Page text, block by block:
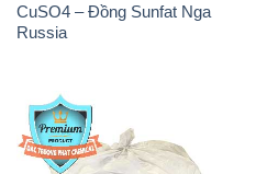
CuSO4 – Đồng Sunfat Nga
Russia